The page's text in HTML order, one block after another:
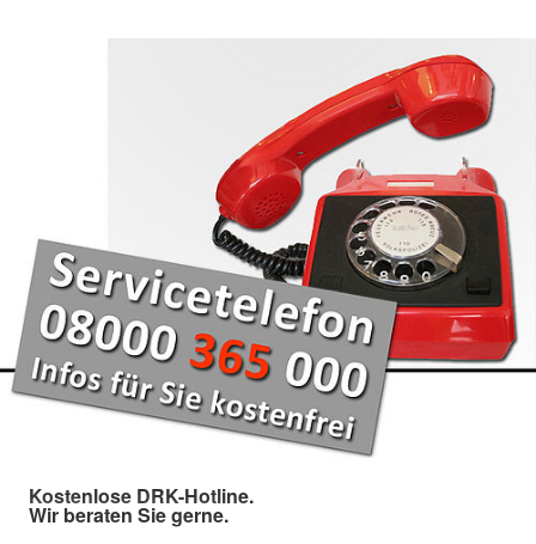
Kostenlose DRK-Hotline.
Wir beraten Sie gerne.